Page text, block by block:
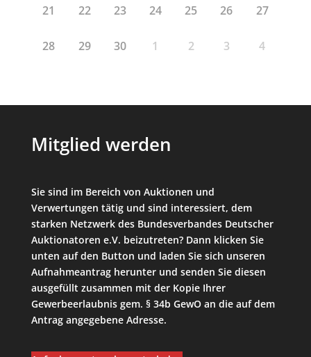
21 22 23 24 25 26 27
28 29 30 1 2 3 4
Mitglied werden
Sie sind im Bereich von Auktionen und
Verwertungen tätig und sind interessiert, dem
starken Netzwerk des Bundesverbandes Deutscher
Auktionatoren e.V. beizutreten? Dann klicken Sie
unten auf den Button und laden Sie sich unseren
Aufnahmeantrag herunter und senden Sie diesen
ausgefüllt zusammen mit der Kopie Ihrer
Gewerbeerlaubnis gem. § 34b GewO an die auf dem
Antrag angegebene Adresse.